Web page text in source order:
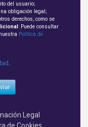
del usuario;
obligación legal;
derechos, como se
: Puede consultar
Política de
Legal
de Cookies